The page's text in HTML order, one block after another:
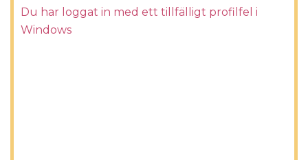
Du har loggat in med ett tillfälligt profilfel i
Windows